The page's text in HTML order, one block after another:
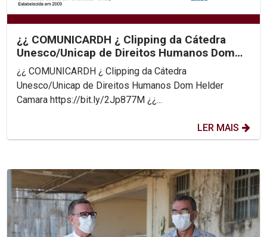
¿¿ COMUNICARDH ¿ Clipping da Cátedra
Unesco/Unicap de Direitos Humanos Dom
Helder Camara
¿¿ COMUNICARDH ¿ Clipping da Cátedra
Unesco/Unicap de Direitos Humanos Dom Helder
Camara https://bit.ly/2Jp877M ¿¿...
LER MAIS